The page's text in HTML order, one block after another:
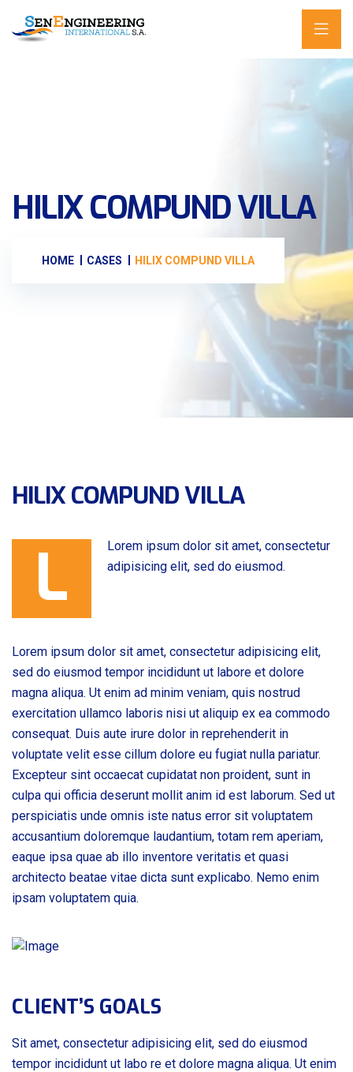
HILIX COMPUND VILLA
HOME CASES HILIX COMPUND VILLA
HILIX COMPUND VILLA
L
Lorem ipsum dolor sit amet, consectetur
adipisicing elit, sed do eiusmod.
Lorem ipsum dolor sit amet, consectetur adipisicing elit,
sed do eiusmod tempor incididunt ut labore et dolore
magna aliqua. Ut enim ad minim veniam, quis nostrud
exercitation ullamco laboris nisi ut aliquip ex ea commodo
consequat. Duis aute irure dolor in reprehenderit in
voluptate velit esse cillum dolore eu fugiat nulla pariatur.
Excepteur sint occaecat cupidatat non proident, sunt in
culpa qui officia deserunt mollit anim id est laborum. Sed ut
perspiciatis unde omnis iste natus error sit voluptatem
accusantium doloremque laudantium, totam rem aperiam,
eaque ipsa quae ab illo inventore veritatis et quasi
architecto beatae vitae dicta sunt explicabo. Nemo enim
ipsam voluptatem quia.
CLIENT’S GOALS
Sit amet, consectetur adipisicing elit, sed do eiusmod
tempor incididunt ut labo re et dolore magna aliqua. Ut enim